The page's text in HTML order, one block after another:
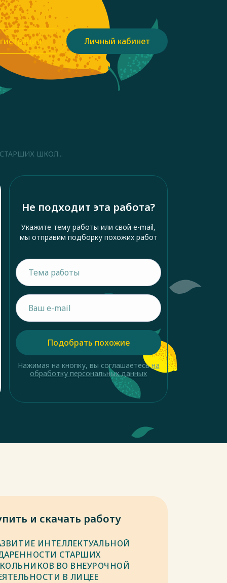
Личный кабинет
ШКОЛ...
Не подходит эта работа?
Укажите тему работы или свой e-mail,
мы отправим подборку похожих работ
Подобрать похожие
Нажимая на кнопку, вы соглашаетесьна
обработку персональных данных
и скачать работу
ИНТЕЛЛЕКТУАЛЬНОЙ
СТАРШИХ
ВО ВНЕУРОЧНОЙ
В ЛИЦЕЕ